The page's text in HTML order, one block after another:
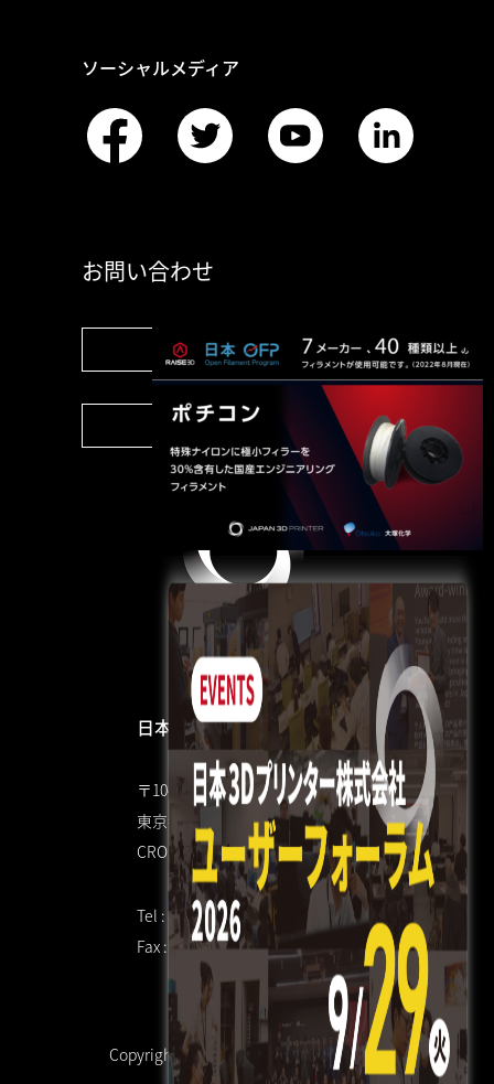
ソーシャルメディア
お問い合わせ
お問い合わせフォーム
お見積り
日本3Dプリンター株式会社
〒104-0053
東京都中央区晴海4丁目7-4
CROSS DOCK HARUMI 1F
Tel : 03 3520 8928
Fax : 03 6800 7771（共通）
Copyright © 日本3Dプリンター株式会社